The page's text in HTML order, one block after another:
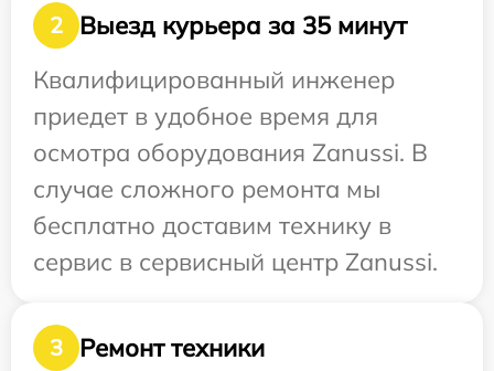
2
Выезд курьера за 35 минут
Квалифицированный инженер
приедет в удобное время для
осмотра оборудования Zanussi. В
случае сложного ремонта мы
бесплатно доставим технику в
сервис в сервисный центр Zanussi.
3 Ремонт техники